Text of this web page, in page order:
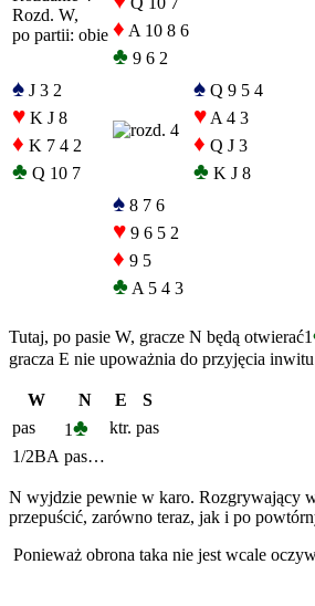
Rozd. W,
po partii: obie ♦ A 10 8 6
♣ 9 6 2
♠ J 3 2
♥ K J 8
♦ K 7 4 2
♣ Q 10 7
♠ Q 9 5 4
♥ A 4 3
♦ Q J 3
♣ K J 8
♠ 8 7 6
♥ 9 6 5 2
♦ 9 5
♣ A 5 4 3
Tutaj, po pasie W, gracze N będą otwierać1
gracza E nie upoważnia do przyjęcia
W N E
S
pas
1♣ ktr. pas
1/2BA pas…
N wyjdzie pewnie w karo. Rozgrywający
przepuścić, zarówno teraz, jak i po
Ponieważ obrona taka nie jest wcale